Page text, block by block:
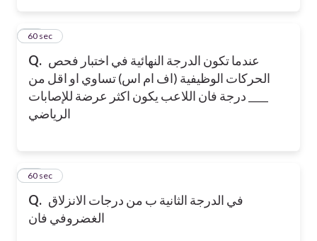
Q. عندما تكون الدرجة النهائية في اختبار فحص
الحركات الوظيفية (اف ام اس) تساوي او اقل من
____ درجة فان اللاعب يكون اكثر عرضة للإصابات
الرياضي
14
60 sec
Q. في الدرجة الثانية ب من درجات الانزلاق
الغضروفي فان
15
60 sec